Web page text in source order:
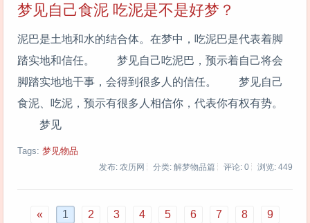
梦见自己食泥 吃泥是不是好梦？
泥巴是土地和水的结合体。在梦中，吃泥巴是代表着脚
踏实地和信任。 梦见自己吃泥巴，预示着自己将会
脚踏实地地干事，会得到很多人的信任。 梦见自己
食泥、吃泥，预示有很多人相信你，代表你有权有势。
梦见
Tags: 梦见物品
发布: 农历网 分类: 解梦物品篇 评论: 0 浏览: 449
« 1 2 3 4 5 6 7 8
9